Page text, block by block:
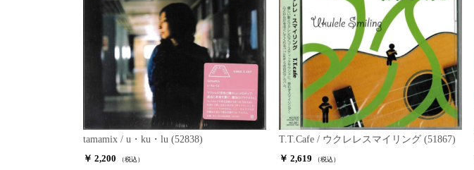
tamamix / u・ku・lu (52838)
￥ 2,200
（税込）
T.T.Cafe / ウクレレスマイリング (51867)
￥ 2,619
（税込）